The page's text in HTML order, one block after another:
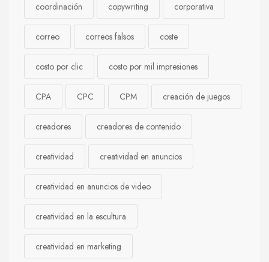
coordinación copywriting corporativa
correo correos falsos coste
costo por clic costo por mil impresiones
CPA CPC CPM creación de juegos
creadores creadores de contenido
creatividad creatividad en anuncios
creatividad en anuncios de video
creatividad en la escultura
creatividad en marketing